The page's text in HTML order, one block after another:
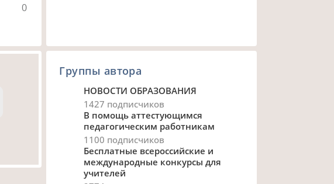
0
Группы автора
НОВОСТИ ОБРАЗОВАНИЯ
1427 подписчиков
В помощь аттестующимся
педагогическим работникам
1100 подписчиков
Бесплатные всероссийские и
международные конкурсы для
учителей